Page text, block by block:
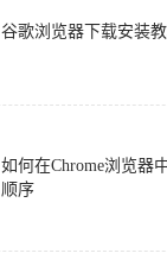
谷歌浏览器下载安装
如何在Chrome浏览器
顺序